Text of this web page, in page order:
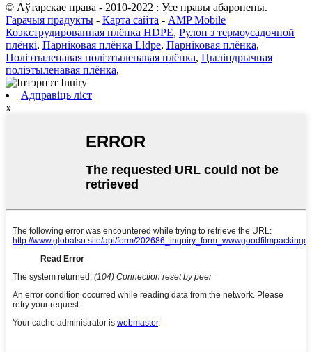
© Аўтарскае права - 2010-2022 : Усе правы абаронены.
Гарачыя прадукты - Карта сайта - AMP Mobile
Коэкструдированная плёнка HDPE, Рулон з термоусадочной
плёнкі, Парніковая плёнка Lldpe, Парніковая плёнка,
Поліэтыленавая поліэтыленавая плёнка, Цыліндрычная
поліэтыленавая плёнка,
Адправіць ліст
x